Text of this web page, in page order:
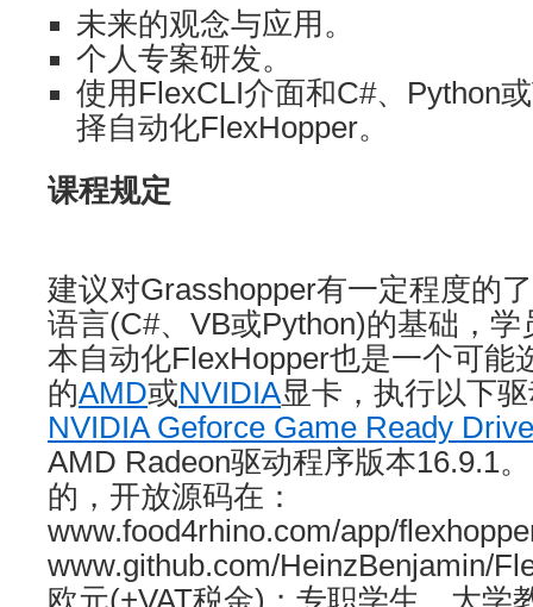
未来的观念与应用。
个人专案研发。
使用FlexCLI介面和C#、Python
择自动化FlexHopper。
课程规定
建议对Grasshopper有一定程度的
语言(C#、VB或Python)的基础，
本自动化FlexHopper也是一个可能
的AMD或NVIDIA显卡，执行以下
NVIDIA Geforce Game Ready
AMD Radeon驱动程序版本16.9.1
的，开放源码在：
www.food4rhino.com/app/
www.github.com/HeinzBenjamin/
欧元(+VAT税金)；专职学生、大学